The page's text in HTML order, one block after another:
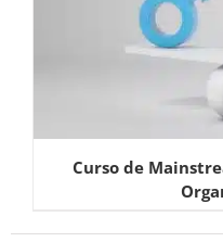
Curso de